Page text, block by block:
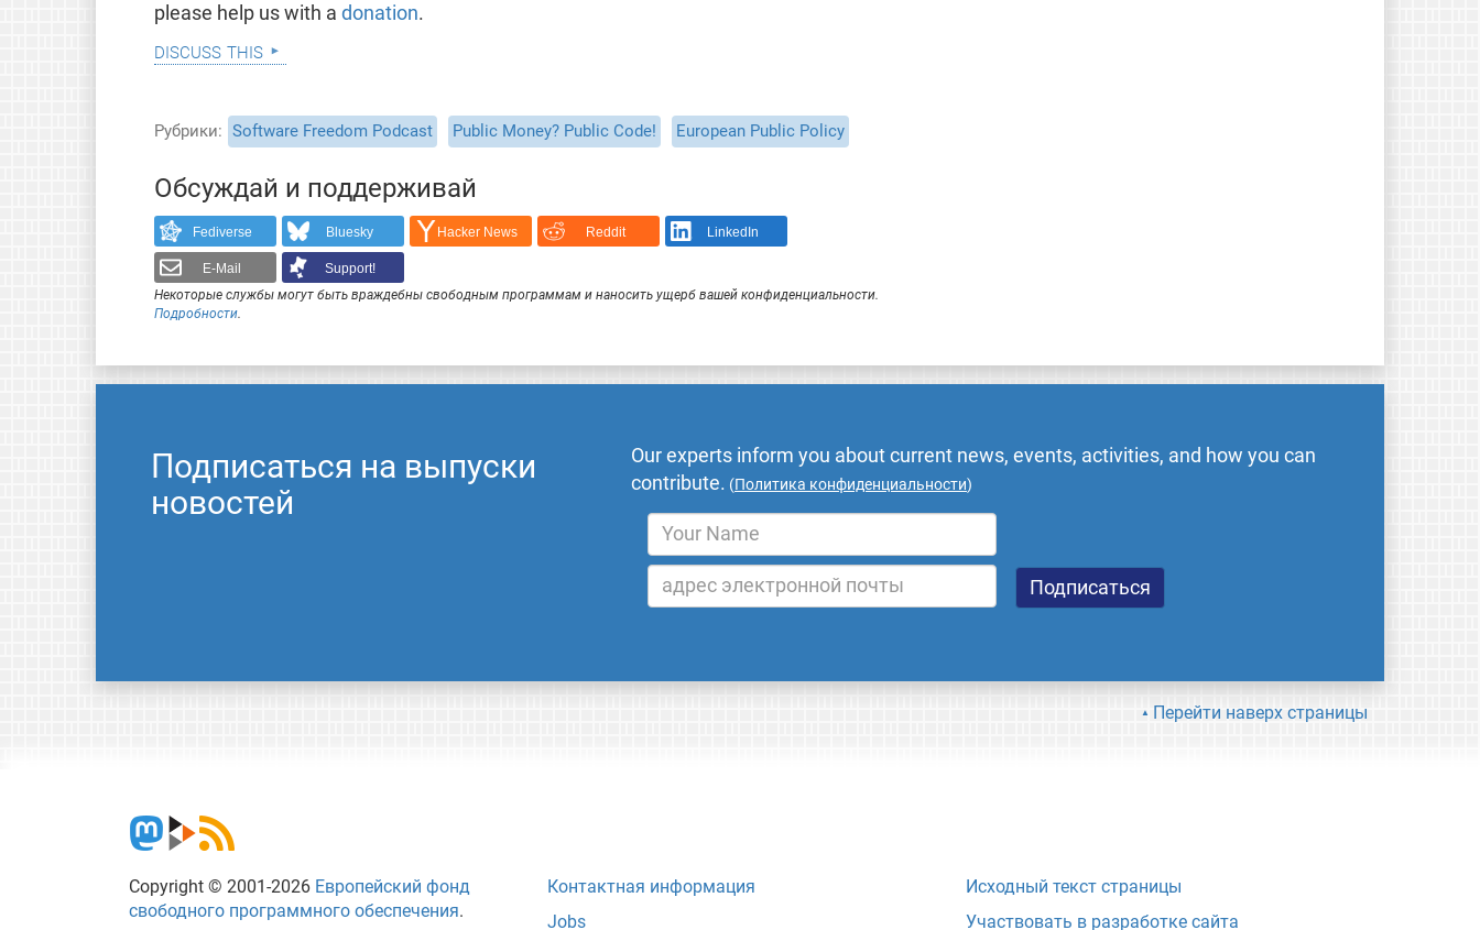
please help us with a donation.
discuss this
Рубрики Software Freedom Podcast Public Money? Public Code! European Public Policy
Обсуждай и поддерживай
Fediverse Bluesky Hacker News Reddit LinkedIn
E-Mail
Support!
Некоторые службы могут быть враждебны свободным программам и наносить ущерб вашей конфиденциальности.
Подробности.
Подписаться на выпуски
новостей
Our experts inform you about current news, events, activities, and how you can
contribute. (Политика конфиденциальности)
Перейти наверх страницы
Copyright © 2001-2026 Европейский фонд
свободного программного обеспечения.
Контактная информация
Jobs
Исходный текст страницы
Участвовать в разработке сайта